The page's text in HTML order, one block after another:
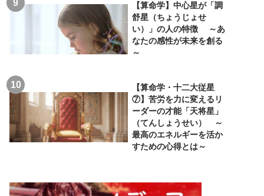
【算命学】中心星が「調
舒星（ちょうじょせ
い）」の人の特徴 ～あ
なたの感性が未来を創る
～
【算命学・十二大従星
⑦】苦労を力に変えるリ
ーダーの才能「天将星」
（てんしょうせい） ～
最高のエネルギーを活か
すための心得とは～